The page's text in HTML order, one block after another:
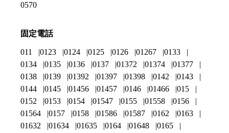
0570
固定電話
011 0123 0124 0125 0126 01267
0133
0134
0135 0136 0137 01372 01374
01377
0138
0139 01392 01397 01398 0142
0143
0144
0145 01456 01457 0146 01466
015
0152
0153 0154 01547 0155 01558
0156
01564
0157 0158 01586 01587 0162
0163
01632
01634 01635 0164 01648
0165